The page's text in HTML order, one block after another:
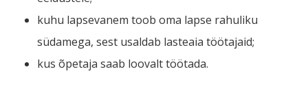
kuhu lapsevanem toob oma lapse rahuliku
südamega, sest usaldab lasteaia töötajaid;
kus õpetaja saab loovalt töötada.